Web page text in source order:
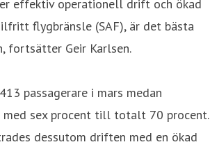
effektiv operationell drift och ökad
flygbränsle (SAF), är det bästa
fortsätter Geir Karlsen.
passagerare i mars medan
med sex procent till totalt 70 procent.
dessutom driften med en ökad